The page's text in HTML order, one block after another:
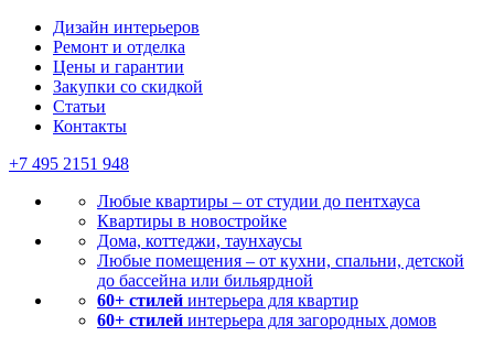
Дизайн интерьеров
Ремонт и отделка
Цены и гарантии
Закупки со скидкой
Статьи
Контакты
+7 495 2151 948
Любые квартиры – от студии до пентхауса
Квартиры в новостройке
Дома, коттеджи, таунхаусы
Любые помещения – от кухни, спальни, детской
до бассейна или бильярдной
60+ стилей интерьера для квартир
60+ стилей интерьера для загородных домов